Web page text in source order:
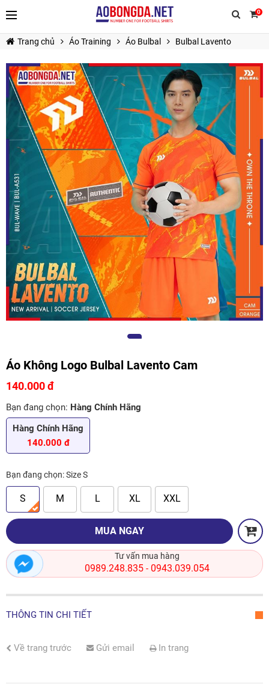
0
TIẾP TỤC MUA HÀNG
Trang chủ Áo Training Áo Bulbal Bulbal Lavento
Áo Không Logo Bulbal Lavento Cam
140.000 đ
Bạn đang chọn: Hàng Chính Hãng
Hàng Chính Hãng
140.000 đ
Bạn đang chọn:Size S
S M L XL XXL
MUA NGAY
Tư vấn mua hàng
0989.248.835- 0943.039.054
THÔNG TIN CHI TIẾT
Về trang trước Gửi email In trang